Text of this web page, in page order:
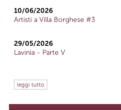
10/06/2026
Artisti a Villa Borghese #3
29/05/2026
Lavinia - Parte V
leggi tutto